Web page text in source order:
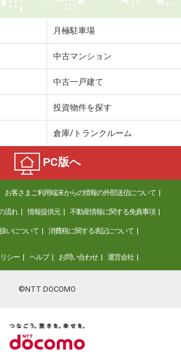
月極駐車場
中古マンション
中古一戸建て
投資物件を探す
倉庫/トランクルーム
PC版へ
お客さまご利用端末からの情報の外部送信について
流れ 情報提供元 不動産情報に関する免責事項
いについて 消費税に関する表記について
シー ヘルプ お問い合わせ 運営会社
©NTT DOCOMO